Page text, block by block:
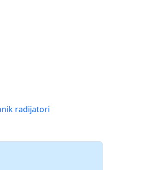
radijatori